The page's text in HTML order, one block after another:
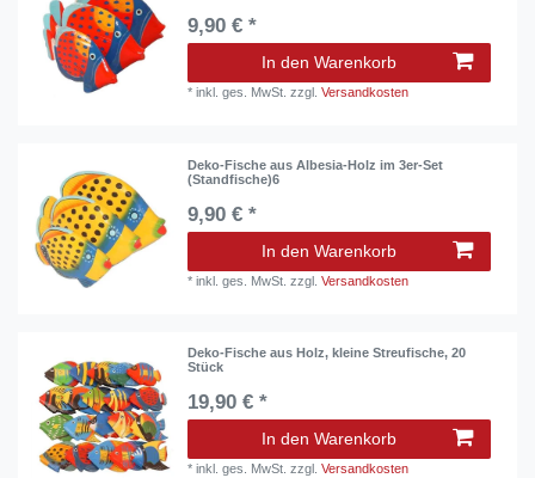
9,90 € *
In den Warenkorb
*inkl. ges. MwSt. zzgl.Versandkosten
Deko-Fische aus Albesia-Holz im 3er-Set
(Standfische)6
9,90 € *
In den Warenkorb
*inkl. ges. MwSt. zzgl.Versandkosten
Deko-Fische aus Holz, kleine Streufische, 20
Stück
19,90 € *
In den Warenkorb
*inkl. ges. MwSt. zzgl.Versandkosten